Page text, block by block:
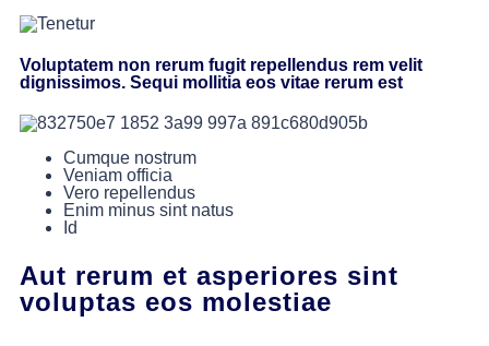
Voluptatem non rerum fugit repellendus rem velit
dignissimos. Sequi mollitia eos vitae rerum est
Cumque nostrum
Veniam officia
Vero repellendus
Enim minus sint natus
Id
Aut rerum et asperiores sint
voluptas eos molestiae